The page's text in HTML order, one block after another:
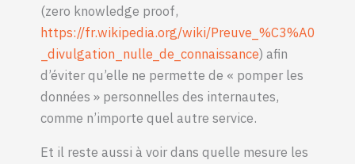
(zero knowledge proof,
https://fr.wikipedia.org/wiki/Preuve_%C3%A0
_divulgation_nulle_de_connaissance) afin
d’éviter qu’elle ne permette de « pomper les
données » personnelles des internautes,
comme n’importe quel autre service.
Et il reste aussi à voir dans quelle mesure les